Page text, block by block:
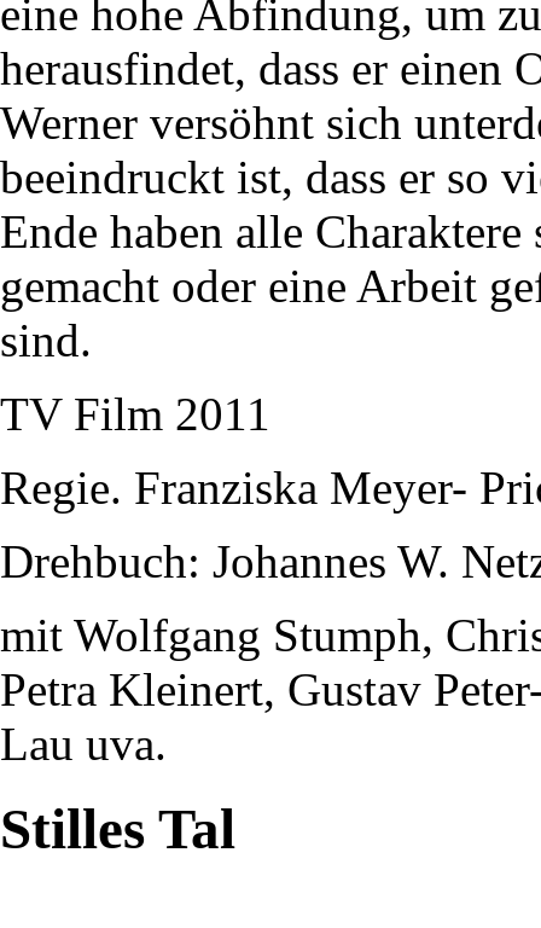
eine hohe Abfindung, um
herausfindet, dass er einen
Werner versöhnt sich
beeindruckt ist, dass er so
Ende haben alle
gemacht oder eine Arbeit
sind.
TV Film 2011
Regie. Franziska Meyer-
Drehbuch: Johannes W.
mit Wolfgang Stumph,
Petra Kleinert, Gustav
Lau uva.
Stilles Tal